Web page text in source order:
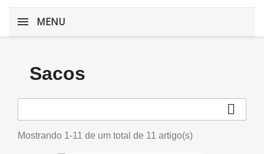
MENU
Sacos

Mostrando 1-11 de um total de 11 artigo(s)